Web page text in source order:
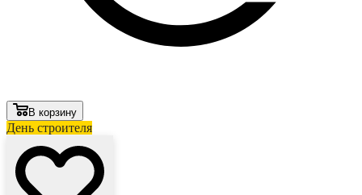
В корзину
День строителя